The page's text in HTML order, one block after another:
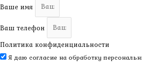
Ваше имя
Ваш телефон
Политика конфиденциальности
Я даю согласие на обработку